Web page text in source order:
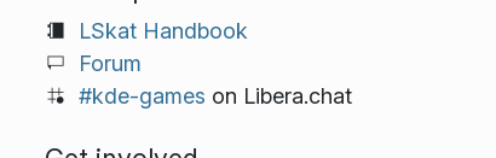
LSkat Handbook
Forum
#kde-games on Libera.chat